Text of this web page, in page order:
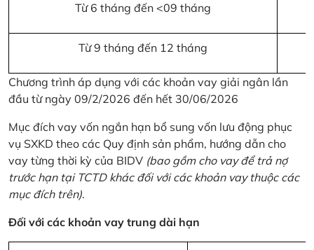
Từ 6 tháng đến <09 tháng
Từ 9 tháng đến 12 tháng
Chương trình áp dụng với các khoản vay giải ngân lần
đầu từ ngày 09/2/2026 đến hết 30/06/2026
Mục đích vay vốn ngắn hạn bổ sung vốn lưu động phục
vụ SXKD theo các Quy định sản phẩm, hướng dẫn cho
vay từng thời kỳ của BIDV (bao gồm cho vay để trả nợ
trước hạn tại TCTD khác đối với các khoản vay thuộc các
mục đích trên).
Đối với các khoản vay trung dài hạn